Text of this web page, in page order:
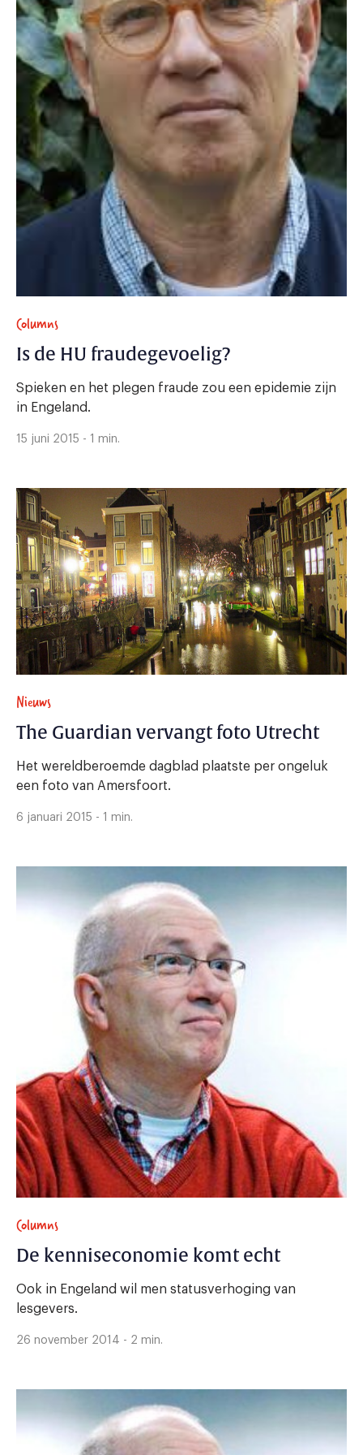
Columns
Is de HU fraudegevoelig?
Spieken en het plegen fraude zou een epidemie zijn
in Engeland.
15 juni 2015 - 1 min.
Nieuws
The Guardian vervangt foto Utrecht
Het wereldberoemde dagblad plaatste per ongeluk
een foto van Amersfoort.
6 januari 2015 - 1 min.
Columns
De kenniseconomie komt echt
Ook in Engeland wil men statusverhoging van
lesgevers.
26 november 2014 - 2 min.